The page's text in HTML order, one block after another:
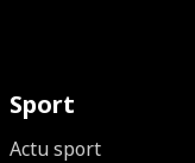
Sport
Actu sport